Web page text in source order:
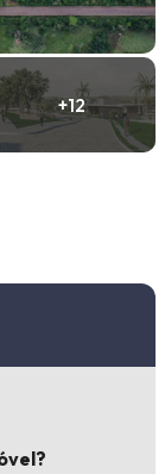
ou +